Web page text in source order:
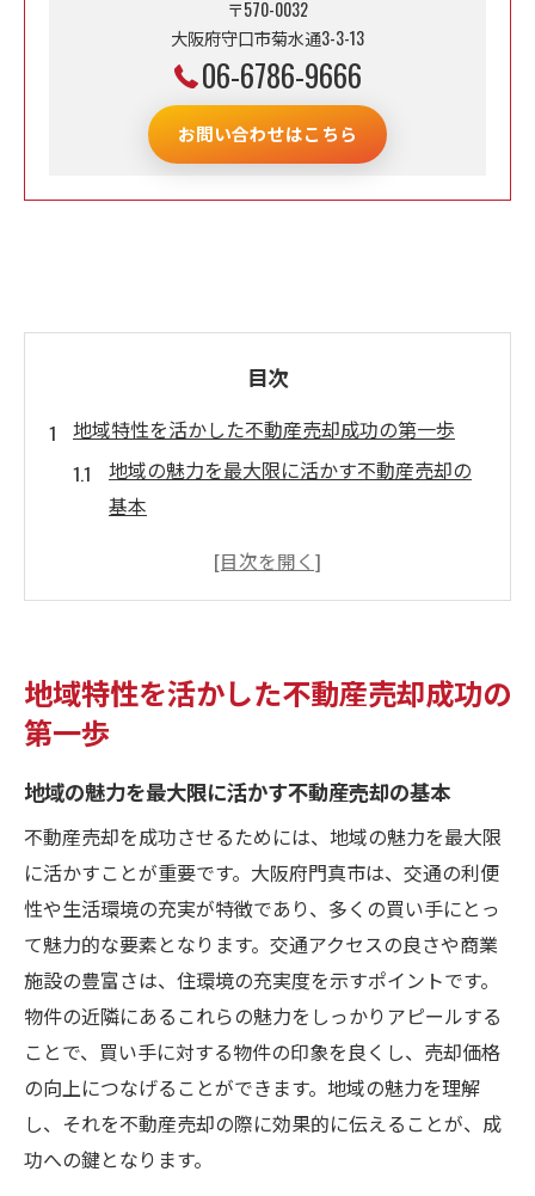
〒570-0032
大阪府守口市菊水通3-3-13
06-6786-9666
お問い合わせはこちら
目次
地域特性を活かした不動産売却成功の第一歩
地域の魅力を最大限に活かす不動産売却の
基本
門真市の特徴を理解して売却に繋げる
アプローチ
門真市での不動産売却市場動向を徹底分析
門真市の不動産市場の最新トレンドを把握
する
過去のデータから見る門真市の市場動向
地域市場の動向を見極める重要性
門真市の不動産需要と供給の現状
市場動向に基づいた適正価格設定の秘訣
競合物件の分析による売却成功の鍵
物件の価値を最大限に引き出す売却戦略
物件の強みを活かした魅力的なアピール方
地域特性を活かした不動産売却成功の
第一歩
地域の魅力を最大限に活かす不動産売却の基本
不動産売却を成功させるためには、地域の魅力を最大限
に活かすことが重要です。大阪府門真市は、交通の利便
性や生活環境の充実が特徴であり、多くの買い手にとっ
て魅力的な要素となります。交通アクセスの良さや商業
施設の豊富さは、住環境の充実度を示すポイントです。
物件の近隣にあるこれらの魅力をしっかりアピールする
ことで、買い手に対する物件の印象を良くし、売却価格
の向上につなげることができます。地域の魅力を理解
し、それを不動産売却の際に効果的に伝えることが、成
功への鍵となります。